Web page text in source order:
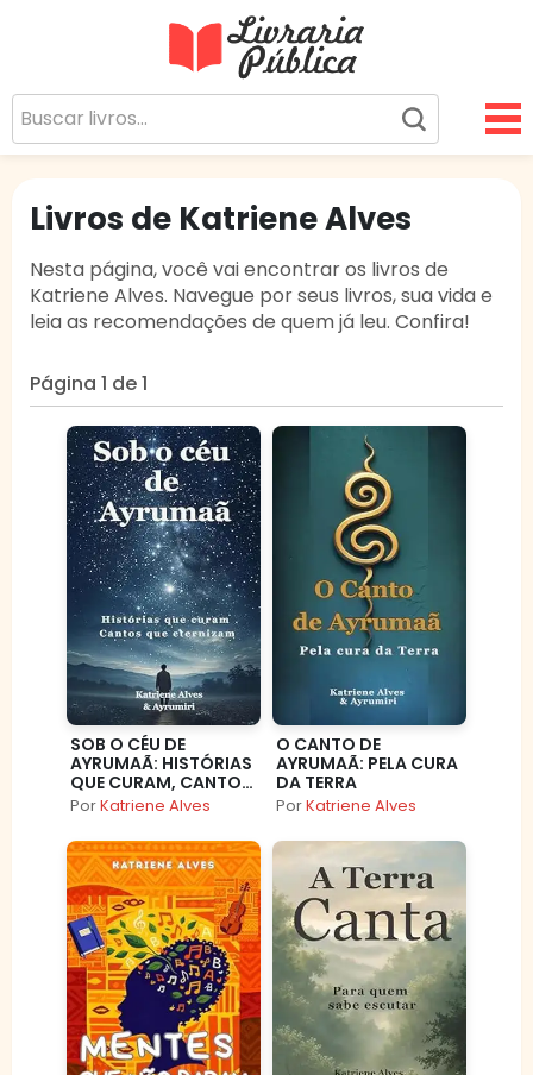
Sua Biblioteca Virtual Gratuita
Livros de Katriene Alves
Nesta página, você vai encontrar os livros de
Katriene Alves. Navegue por seus livros, sua vida e
leia as recomendações de quem já leu. Confira!
Página 1 de 1
SOB O CÉU DE
AYRUMAÃ: HISTÓRIAS
QUE CURAM, CANTOS
QUE ETERNIZAM
PorKatriene Alves
O CANTO DE
AYRUMAÃ: PELA CURA
DA TERRA
PorKatriene Alves